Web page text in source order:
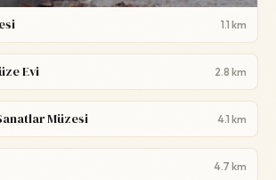
1.1 km
Evi 2.8 km
Müzesi 4.1 km
4.7 km